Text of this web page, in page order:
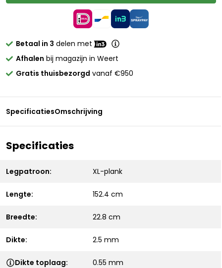
Betaal in 3 delen met
Afhalen bij magazijn in Weert
Gratis thuisbezorgd vanaf €950
SpecificatiesOmschrijving
Specificaties
Legpatroon: XL-plank
Lengte: 152.4 cm
Breedte: 22.8 cm
Dikte: 2.5 mm
Dikte toplaag: 0.55 mm